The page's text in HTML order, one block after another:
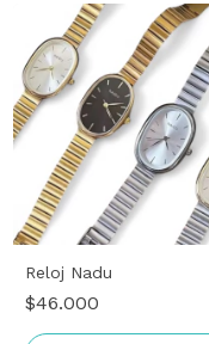
Reloj Nadu
$46.000